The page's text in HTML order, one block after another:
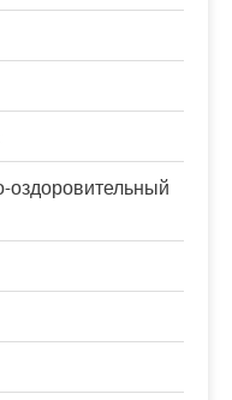
оздоровительный